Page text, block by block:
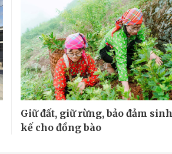
Giữ đất, giữ rừng, bảo đảm sinh
kế cho đồng bào